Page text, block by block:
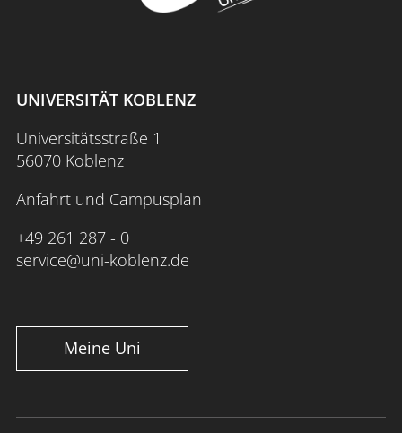
UNIVERSITÄT KOBLENZ
Universitätsstraße 1
56070 Koblenz
Anfahrt und Campusplan
+49 261 287 - 0
service@uni-koblenz.de
Meine Uni